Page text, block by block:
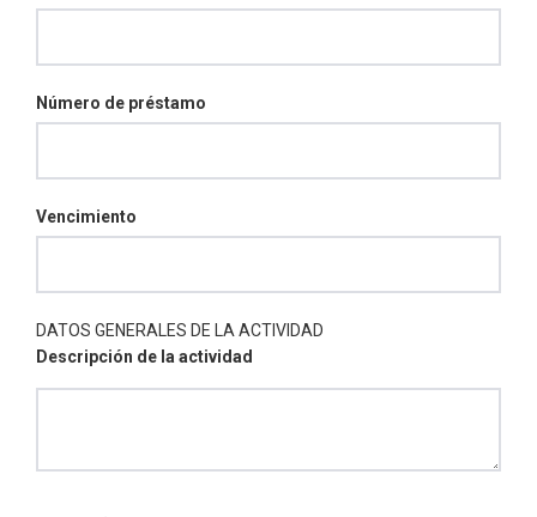
Número de préstamo
Vencimiento
DATOS GENERALES DE LA ACTIVIDAD
Descripción de la actividad